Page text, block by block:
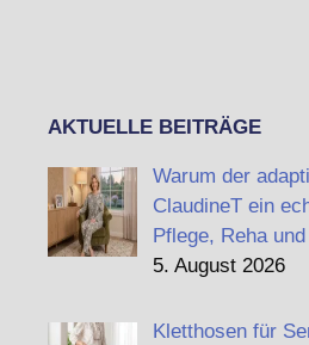
AKTUELLE BEITRÄGE
Warum der
ClaudineT ein
Pflege, Reha
5. August 2026
Kletthosen für